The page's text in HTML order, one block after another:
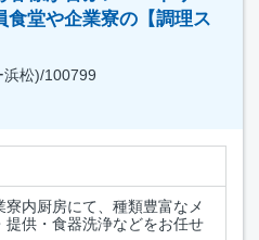
堂や企業寮の【調理ス
松)/100799
寮内厨房にて、種類豊富なメ
提供・食器洗浄などをお任せ